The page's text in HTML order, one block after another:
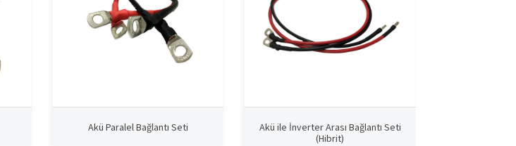
Akü Paralel Bağlantı Seti
Akü ile İnverter Arası Bağlantı Seti
(Hibrit)